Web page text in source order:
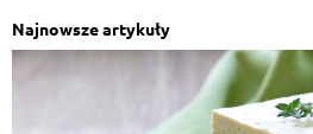
Najnowsze artykuły